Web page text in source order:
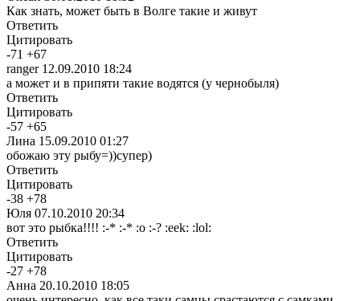
Как знать, может быть в Волге такие и живут
Ответить
Цитировать
-71 +67
ranger 12.09.2010 18:24
а может и в припяти такие водятся (у чернобыля)
Ответить
Цитировать
-57 +65
Лина 15.09.2010 01:27
обожаю эту рыбу=))супер)
Ответить
Цитировать
-38 +78
Юля 07.10.2010 20:34
вот это рыбка!!!! :-* :-* :o :-? :eek: :lol:
Ответить
Цитировать
-27 +78
Анна 20.10.2010 18:05